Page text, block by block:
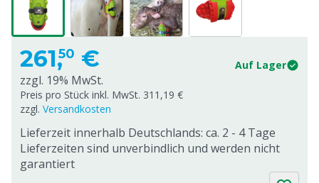
261,50 € Auf Lager
zzgl. 19% MwSt.
Preis pro Stück inkl. MwSt. 311,19 €
zzgl. Versandkosten
Lieferzeit innerhalb Deutschlands: ca. 2 - 4 Tage
Lieferzeiten sind unverbindlich und werden nicht
garantiert